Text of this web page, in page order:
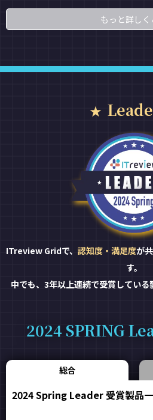
もっと詳しく
ITreview Gridで、 認知度・満足度が
す。
中でも、3年以上連続で受賞している
2024 SPRING
総合
2024 Spring Leader 受賞製品